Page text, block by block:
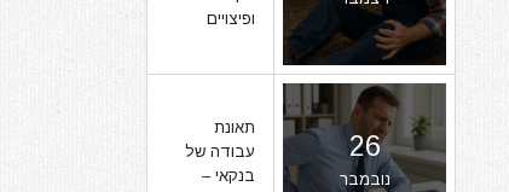
ופיצויים
26
נובמבר
תאונת
עבודה של
בנקאי –